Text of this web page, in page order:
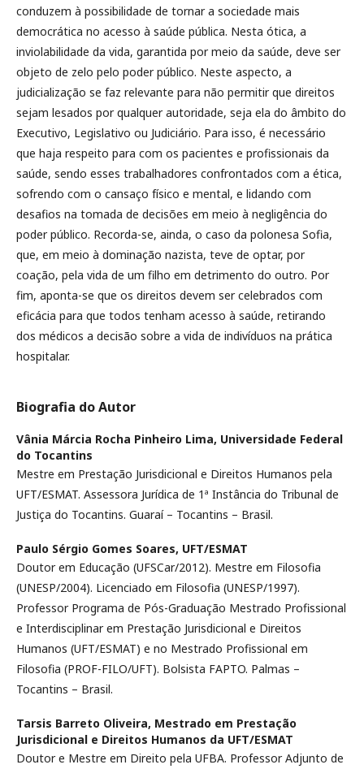
conduzem à possibilidade de tornar a sociedade mais
democrática no acesso à saúde pública. Nesta ótica, a
inviolabilidade da vida, garantida por meio da saúde, deve ser
objeto de zelo pelo poder público. Neste aspecto, a
judicialização se faz relevante para não permitir que direitos
sejam lesados por qualquer autoridade, seja ela do âmbito do
Executivo, Legislativo ou Judiciário. Para isso, é necessário
que haja respeito para com os pacientes e profissionais da
saúde, sendo esses trabalhadores confrontados com a ética,
sofrendo com o cansaço físico e mental, e lidando com
desafios na tomada de decisões em meio à negligência do
poder público. Recorda-se, ainda, o caso da polonesa Sofia,
que, em meio à dominação nazista, teve de optar, por
coação, pela vida de um filho em detrimento do outro. Por
fim, aponta-se que os direitos devem ser celebrados com
eficácia para que todos tenham acesso à saúde, retirando
dos médicos a decisão sobre a vida de indivíduos na prática
hospitalar.
Biografia do Autor
Vânia Márcia Rocha Pinheiro Lima, Universidade Federal
do Tocantins
Mestre em Prestação Jurisdicional e Direitos Humanos pela
UFT/ESMAT. Assessora Jurídica de 1ª Instância do Tribunal de
Justiça do Tocantins. Guaraí – Tocantins – Brasil.
Paulo Sérgio Gomes Soares, UFT/ESMAT
Doutor em Educação (UFSCar/2012). Mestre em Filosofia
(UNESP/2004). Licenciado em Filosofia (UNESP/1997).
Professor Programa de Pós-Graduação Mestrado Profissional
e Interdisciplinar em Prestação Jurisdicional e Direitos
Humanos (UFT/ESMAT) e no Mestrado Profissional em
Filosofia (PROF-FILO/UFT). Bolsista FAPTO. Palmas –
Tocantins – Brasil.
Tarsis Barreto Oliveira, Mestrado em Prestação
Jurisdicional e Direitos Humanos da UFT/ESMAT
Doutor e Mestre em Direito pela UFBA. Professor Adjunto de